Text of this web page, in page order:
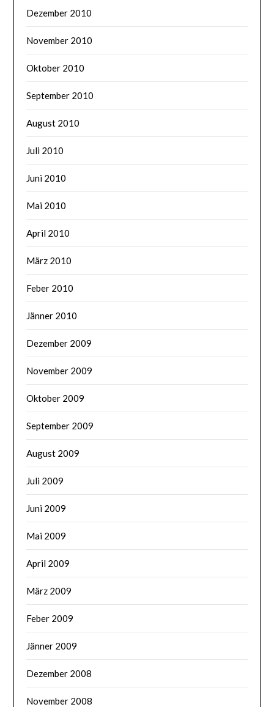
Dezember 2010
November 2010
Oktober 2010
September 2010
August 2010
Juli 2010
Juni 2010
Mai 2010
April 2010
März 2010
Feber 2010
Jänner 2010
Dezember 2009
November 2009
Oktober 2009
September 2009
August 2009
Juli 2009
Juni 2009
Mai 2009
April 2009
März 2009
Feber 2009
Jänner 2009
Dezember 2008
November 2008